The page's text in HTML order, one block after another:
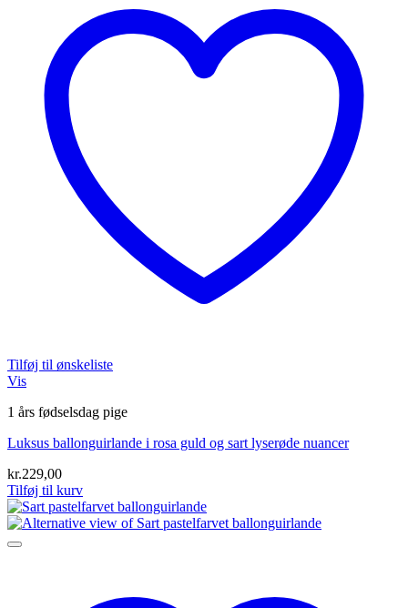
Tilføj til ønskeliste
Vis
1 års fødselsdag pige
Luksus ballonguirlande i rosa guld og sart lyserøde nuancer
kr.229,00
Tilføj til kurv